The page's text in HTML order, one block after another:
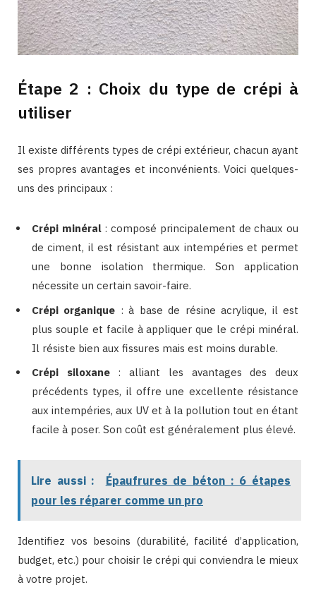
Étape 2 : Choix du type de crépi à
utiliser
Il existe différents types de crépi extérieur, chacun ayant
ses propres avantages et inconvénients. Voici quelques-
uns des principaux :
Crépi minéral: composé principalement de chaux ou
de ciment, il est résistant aux intempéries et permet
une bonne isolation thermique. Son application
nécessite un certain savoir-faire.
Crépi organique : à base de résine acrylique, il est
plus souple et facile à appliquer que le crépi minéral.
Il résiste bien aux fissures mais est moins durable.
Crépi siloxane: alliant les avantages des deux
précédents types, il offre une excellente résistance
aux intempéries, aux UV et à la pollution tout en étant
facile à poser. Son coût est généralement plus élevé.
Lire aussi :
Épaufrures de béton : 6 étapes
pour les réparer comme un pro
Identifiez vos besoins (durabilité, facilité d’application,
budget, etc.) pour choisir le crépi qui conviendra le mieux
à votre projet.